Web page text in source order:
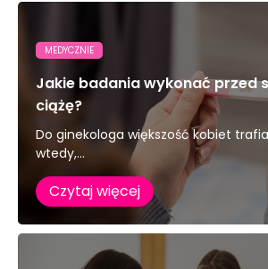
MEDYCZNIE
Jakie badania wykonać przed
ciążę?
Do ginekologa większość kobiet
wtedy,...
Czytaj więcej